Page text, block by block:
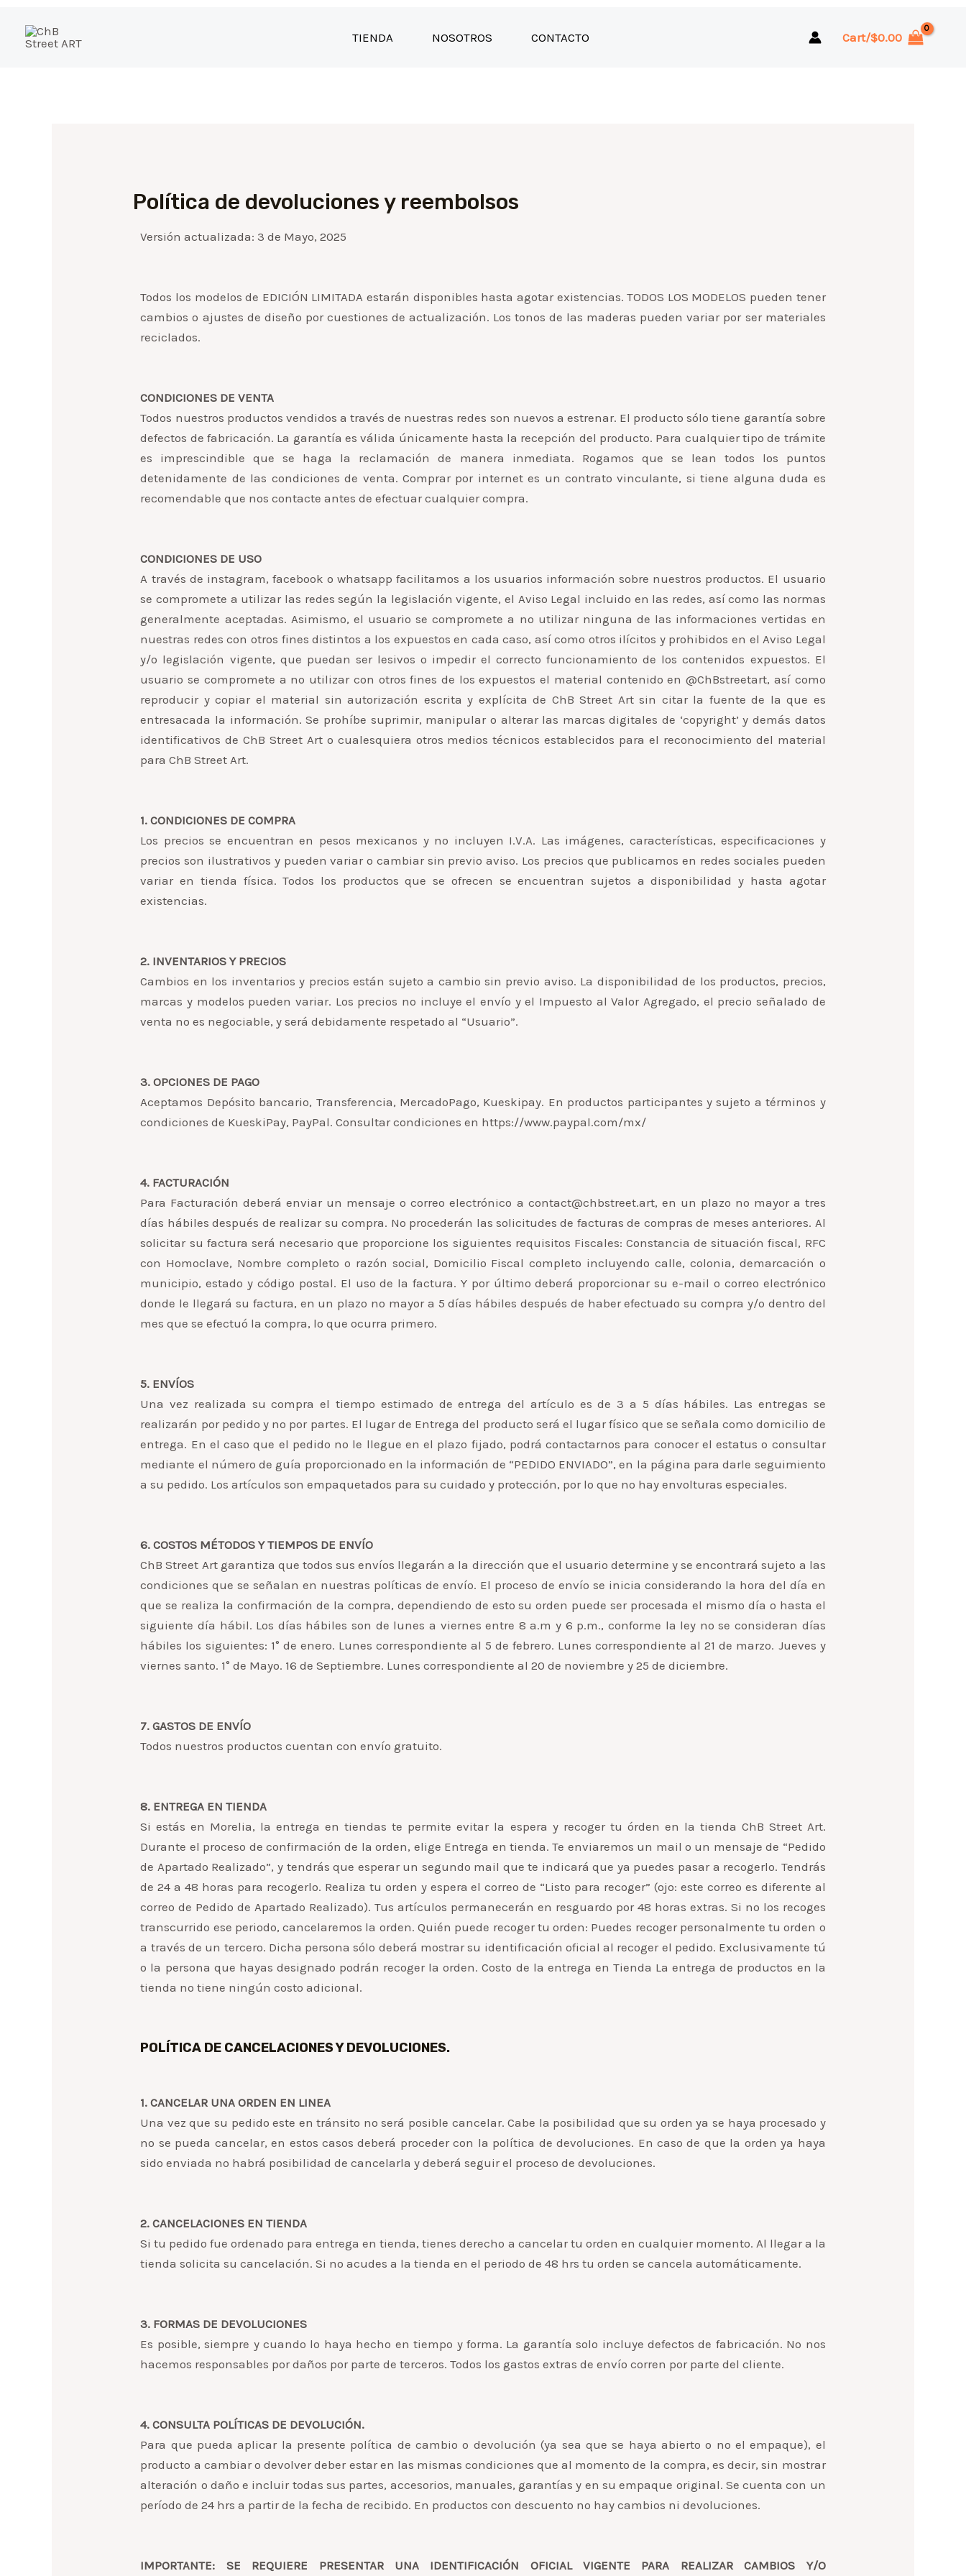
TIENDA NOSOTROS CONTACTO Cart/$0.00
Política de devoluciones y reembolsos
Versión actualizada: 3 de Mayo, 2025
Todos los modelos de EDICIÓN LIMITADA estarán disponibles hasta agotar existencias. TODOS LOS MODELOS pueden tener
cambios o ajustes de diseño por cuestiones de actualización. Los tonos de las maderas pueden variar por ser materiales
reciclados.
CONDICIONES DE VENTA
Todos nuestros productos vendidos a través de nuestras redes son nuevos a estrenar. El producto sólo tiene garantía sobre
defectos de fabricación. La garantía es válida únicamente hasta la recepción del producto. Para cualquier tipo de trámite
es imprescindible que se haga la reclamación de manera inmediata. Rogamos que se lean todos los puntos
detenidamente de las condiciones de venta. Comprar por internet es un contrato vinculante, si tiene alguna duda es
recomendable que nos contacte antes de efectuar cualquier compra.
CONDICIONES DE USO
A través de instagram, facebook o whatsapp facilitamos a los usuarios información sobre nuestros productos. El usuario
se compromete a utilizar las redes según la legislación vigente, el Aviso Legal incluido en las redes, así como las normas
generalmente aceptadas. Asimismo, el usuario se compromete a no utilizar ninguna de las informaciones vertidas en
nuestras redes con otros fines distintos a los expuestos en cada caso, así como otros ilícitos y prohibidos en el Aviso Legal
y/o legislación vigente, que puedan ser lesivos o impedir el correcto funcionamiento de los contenidos expuestos. El
usuario se compromete a no utilizar con otros fines de los expuestos el material contenido en @ChBstreetart, así como
reproducir y copiar el material sin autorización escrita y explícita de ChB Street Art sin citar la fuente de la que es
entresacada la información. Se prohíbe suprimir, manipular o alterar las marcas digitales de ‘copyright’ y demás datos
identificativos de ChB Street Art o cualesquiera otros medios técnicos establecidos para el reconocimiento del material
para ChB Street Art.
1. CONDICIONES DE COMPRA
Los precios se encuentran en pesos mexicanos y no incluyen I.V.A. Las imágenes, características, especificaciones y
precios son ilustrativos y pueden variar o cambiar sin previo aviso. Los precios que publicamos en redes sociales pueden
variar en tienda física. Todos los productos que se ofrecen se encuentran sujetos a disponibilidad y hasta agotar
existencias.
2. INVENTARIOS Y PRECIOS
Cambios en los inventarios y precios están sujeto a cambio sin previo aviso. La disponibilidad de los productos, precios,
marcas y modelos pueden variar. Los precios no incluye el envío y el Impuesto al Valor Agregado, el precio señalado de
venta no es negociable, y será debidamente respetado al “Usuario”.
3. OPCIONES DE PAGO
Aceptamos Depósito bancario, Transferencia, MercadoPago, Kueskipay. En productos participantes y sujeto a términos y
condiciones de KueskiPay, PayPal. Consultar condiciones en https://www.paypal.com/mx/
4. FACTURACIÓN
Para Facturación deberá enviar un mensaje o correo electrónico a contact@chbstreet.art, en un plazo no mayor a tres
días hábiles después de realizar su compra. No procederán las solicitudes de facturas de compras de meses anteriores. Al
solicitar su factura será necesario que proporcione los siguientes requisitos Fiscales: Constancia de situación fiscal, RFC
con Homoclave, Nombre completo o razón social, Domicilio Fiscal completo incluyendo calle, colonia, demarcación o
municipio, estado y código postal. El uso de la factura. Y por último deberá proporcionar su e-mail o correo electrónico
donde le llegará su factura, en un plazo no mayor a 5 días hábiles después de haber efectuado su compra y/o dentro del
mes que se efectuó la compra, lo que ocurra primero.
5. ENVÍOS
Una vez realizada su compra el tiempo estimado de entrega del artículo es de 3 a 5 días hábiles. Las entregas se
realizarán por pedido y no por partes. El lugar de Entrega del producto será el lugar físico que se señala como domicilio de
entrega. En el caso que el pedido no le llegue en el plazo fijado, podrá contactarnos para conocer el estatus o consultar
mediante el número de guía proporcionado en la información de “PEDIDO ENVIADO”, en la página para darle seguimiento
a su pedido. Los artículos son empaquetados para su cuidado y protección, por lo que no hay envolturas especiales.
6. COSTOS MÉTODOS Y TIEMPOS DE ENVÍO
ChB Street Art garantiza que todos sus envíos llegarán a la dirección que el usuario determine y se encontrará sujeto a las
condiciones que se señalan en nuestras políticas de envío. El proceso de envío se inicia considerando la hora del día en
que se realiza la confirmación de la compra, dependiendo de esto su orden puede ser procesada el mismo día o hasta el
siguiente día hábil. Los días hábiles son de lunes a viernes entre 8 a.m y 6 p.m., conforme la ley no se consideran días
hábiles los siguientes: 1° de enero. Lunes correspondiente al 5 de febrero. Lunes correspondiente al 21 de marzo. Jueves y
viernes santo. 1° de Mayo. 16 de Septiembre. Lunes correspondiente al 20 de noviembre y 25 de diciembre.
7. GASTOS DE ENVÍO
Todos nuestros productos cuentan con envío gratuito.
8. ENTREGA EN TIENDA
Si estás en Morelia, la entrega en tiendas te permite evitar la espera y recoger tu órden en la tienda ChB Street Art.
Durante el proceso de confirmación de la orden, elige Entrega en tienda. Te enviaremos un mail o un mensaje de “Pedido
de Apartado Realizado”, y tendrás que esperar un segundo mail que te indicará que ya puedes pasar a recogerlo. Tendrás
de 24 a 48 horas para recogerlo. Realiza tu orden y espera el correo de “Listo para recoger” (ojo: este correo es diferente al
correo de Pedido de Apartado Realizado). Tus artículos permanecerán en resguardo por 48 horas extras. Si no los recoges
transcurrido ese periodo, cancelaremos la orden. Quién puede recoger tu orden: Puedes recoger personalmente tu orden o
a través de un tercero. Dicha persona sólo deberá mostrar su identificación oficial al recoger el pedido. Exclusivamente tú
o la persona que hayas designado podrán recoger la orden. Costo de la entrega en Tienda La entrega de productos en la
tienda no tiene ningún costo adicional.
POLÍTICA DE CANCELACIONES Y DEVOLUCIONES.
1. CANCELAR UNA ORDEN EN LINEA
Una vez que su pedido este en tránsito no será posible cancelar. Cabe la posibilidad que su orden ya se haya procesado y
no se pueda cancelar, en estos casos deberá proceder con la política de devoluciones. En caso de que la orden ya haya
sido enviada no habrá posibilidad de cancelarla y deberá seguir el proceso de devoluciones.
2. CANCELACIONES EN TIENDA
Si tu pedido fue ordenado para entrega en tienda, tienes derecho a cancelar tu orden en cualquier momento. Al llegar a la
tienda solicita su cancelación. Si no acudes a la tienda en el periodo de 48 hrs tu orden se cancela automáticamente.
3. FORMAS DE DEVOLUCIONES
Es posible, siempre y cuando lo haya hecho en tiempo y forma. La garantía solo incluye defectos de fabricación. No nos
hacemos responsables por daños por parte de terceros. Todos los gastos extras de envío corren por parte del cliente.
4. CONSULTA POLÍTICAS DE DEVOLUCIÓN.
Para que pueda aplicar la presente política de cambio o devolución (ya sea que se haya abierto o no el empaque), el
producto a cambiar o devolver deber estar en las mismas condiciones que al momento de la compra, es decir, sin mostrar
alteración o daño e incluir todas sus partes, accesorios, manuales, garantías y en su empaque original. Se cuenta con un
período de 24 hrs a partir de la fecha de recibido. En productos con descuento no hay cambios ni devoluciones.
IMPORTANTE: SE REQUIERE PRESENTAR UNA IDENTIFICACIÓN OFICIAL VIGENTE PARA REALIZAR CAMBIOS Y/O